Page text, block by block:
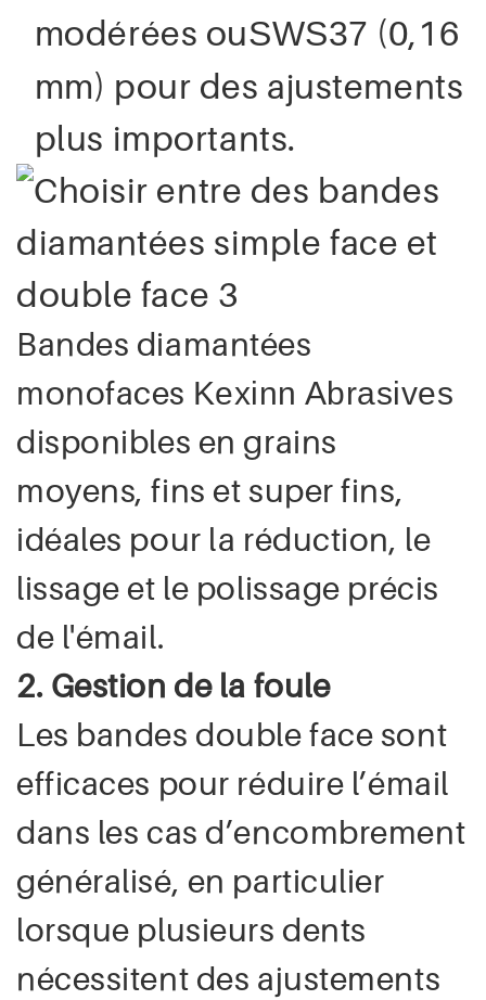
modérées ouSWS37 (0,16
mm) pour des ajustements
plus importants.
Bandes diamantées
monofaces Kexinn Abrasives
disponibles en grains
moyens, fins et super fins,
idéales pour la réduction, le
lissage et le polissage précis
de l'émail.
2. Gestion de la foule
Les bandes double face sont
efficaces pour réduire l’émail
dans les cas d’encombrement
généralisé, en particulier
lorsque plusieurs dents
nécessitent des ajustements